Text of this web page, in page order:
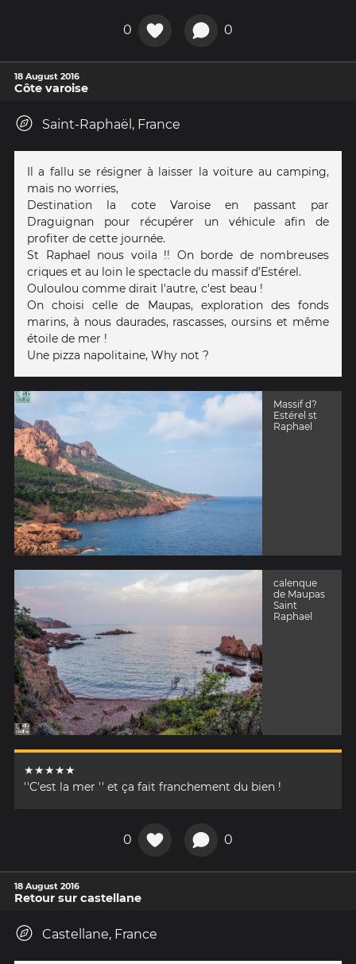
0 0
18 August 2016
Côte varoise
Saint-Raphaël, France
Il a fallu se résigner à laisser la voiture au camping,
mais no worries,
Destination la cote Varoise en passant par
Draguignan pour récupérer un véhicule afin de
profiter de cette journée.
St Raphael nous voila !! On borde de nombreuses
criques et au loin le spectacle du massif d’Estérel.
Ouloulou comme dirait l'autre, c'est beau !
On choisi celle de Maupas, exploration des fonds
marins, à nous daurades, rascasses, oursins et même
étoile de mer !
Une pizza napolitaine, Why not ?
Massif d?
Estérel st
Raphael
calenque
de Maupas
Saint
Raphael
★★★★★
''C'est la mer '' et ça fait franchement du bien !
0 0
18 August 2016
Retour sur castellane
Castellane, France